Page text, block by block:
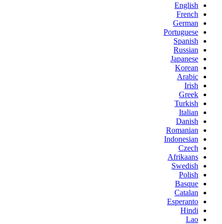
English
French
German
Portuguese
Spanish
Russian
Japanese
Korean
Arabic
Irish
Greek
Turkish
Italian
Danish
Romanian
Indonesian
Czech
Afrikaans
Swedish
Polish
Basque
Catalan
Esperanto
Hindi
Lao